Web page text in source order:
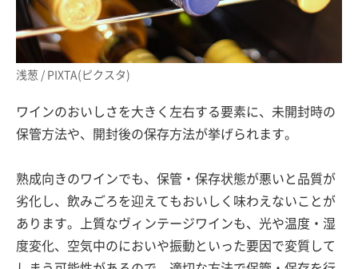
浅葱 / PIXTA(ピクスタ)
ワインのおいしさを大きく左右する要素に、未開封時の
保管方法や、開封後の保存方法が挙げられます。
熟成向きのワインでも、保管・保存状態が悪いと品質が
劣化し、飲みごろを迎えてもおいしく味わえないことが
あります。上質なヴィンテージワインも、光や温度・湿
度変化、空気中のにおいや振動といった要因で変質して